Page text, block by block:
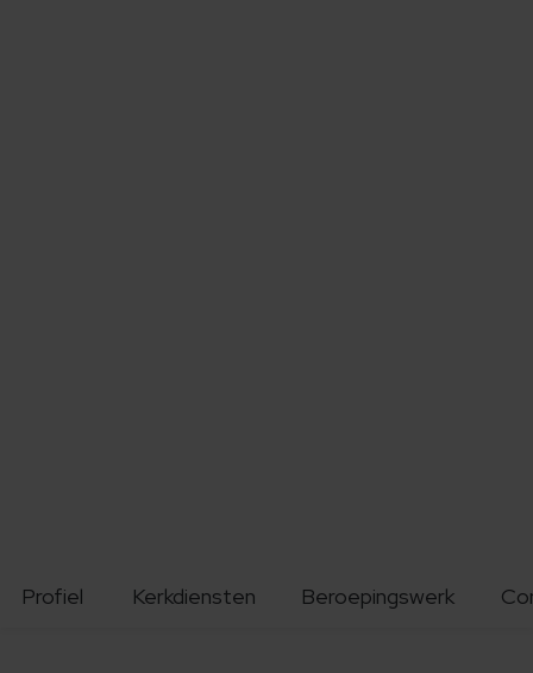
Profiel Kerkdiensten Beroepingswerk